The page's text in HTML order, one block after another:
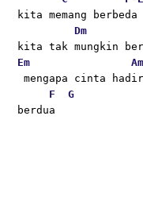
kita memang berbeda
Dm
kita tak mungkin
Em
Am
mengapa cinta
F
G
berdua